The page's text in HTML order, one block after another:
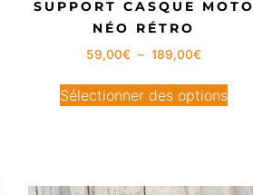
SUPPORT CASQUE MOTO
NÉO RÉTRO
59,00€ – 189,00€
Sélectionner des options